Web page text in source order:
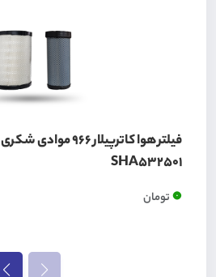
فیلتر هوا کاترپیلار
SHA532501
0تومان